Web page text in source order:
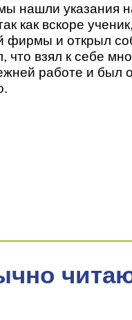
нашли указания
как вскоре
фирмы и открыл
что взял к себе
работе и был